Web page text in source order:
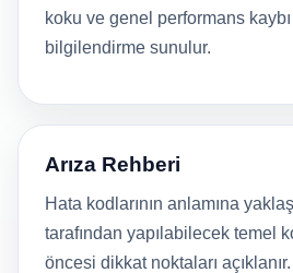
koku ve genel performans kaybı
bilgilendirme sunulur.
Arıza Rehberi
Hata kodlarının anlamına
tarafından yapılabilecek temel
öncesi dikkat noktaları açıklanır.